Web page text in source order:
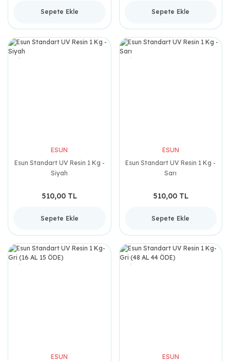
Sepete Ekle Sepete Ekle
ESUN
Esun Standart UV Resin 1 Kg -
Siyah
510,00 TL
Sepete Ekle
ESUN
Esun Standart UV Resin 1 Kg -
Sarı
510,00 TL
Sepete Ekle
ESUN
ESUN